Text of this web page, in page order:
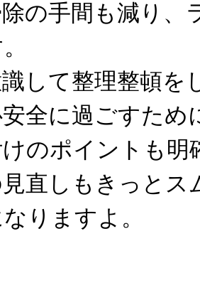
の手間も減り、
して整理整頓を
全に過ごすため
のポイントも明
直しもきっとス
りますよ。